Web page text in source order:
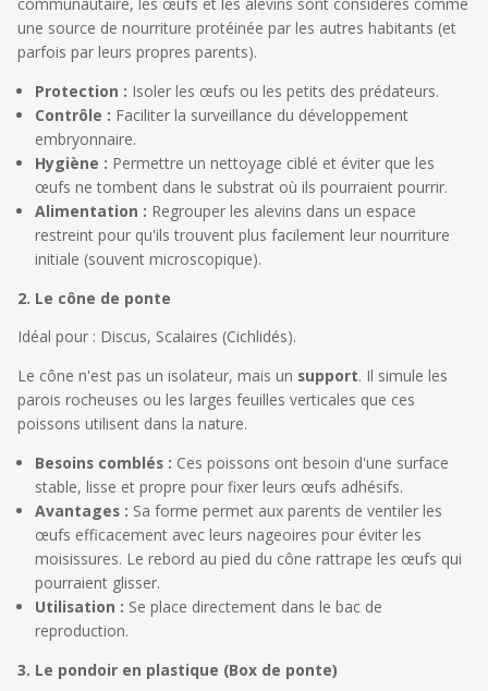
une source de nourriture protéinée par les autres habitants (et
parfois par leurs propres parents).
Protection : Isoler les œufs ou les petits des prédateurs.
Contrôle : Faciliter la surveillance du développement
embryonnaire.
Hygiène : Permettre un nettoyage ciblé et éviter que les
œufs ne tombent dans le substrat où ils pourraient pourrir.
Alimentation : Regrouper les alevins dans un espace
restreint pour qu'ils trouvent plus facilement leur nourriture
initiale (souvent microscopique).
2. Le cône de ponte
Idéal pour : Discus, Scalaires (Cichlidés).
Le cône n'est pas un isolateur, mais un support. Il simule les
parois rocheuses ou les larges feuilles verticales que ces
poissons utilisent dans la nature.
Besoins comblés : Ces poissons ont besoin d'une surface
stable, lisse et propre pour fixer leurs œufs adhésifs.
Avantages : Sa forme permet aux parents de ventiler les
œufs efficacement avec leurs nageoires pour éviter les
moisissures. Le rebord au pied du cône rattrape les œufs qui
pourraient glisser.
Utilisation : Se place directement dans le bac de
reproduction.
3. Le pondoir en plastique (Box de ponte)